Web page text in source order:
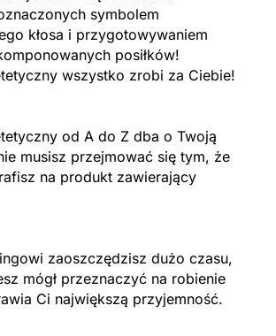
symbolem
kłosa i przygotowywaniem
posiłków!
wszystko zrobi za Ciebie!
od A do Z dba o Twoją
musisz przejmować się tym, że
na produkt zawierający
zaoszczędzisz dużo czasu,
mógł przeznaczyć na robienie
Ci największą przyjemność.